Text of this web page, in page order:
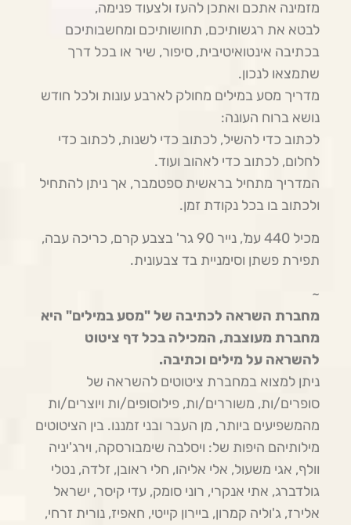
מזמינה אתכם ואתכן להעז ולצעוד פנימה,
לבטא את רגשותיכם, תחושותיכם ומחשבותיכם
בכתיבה אינטואיטיבית, סיפור, שיר או בכל דרך
שתמצאו לנכון.
מדריך מסע במילים מחולק לארבע עונות ולכל חודש
נושא ברוח העונה:
לכתוב כדי להשיל, לכתוב כדי לשנות, לכתוב כדי
לחלום, לכתוב כדי לאהוב ועוד.
המדריך מתחיל בראשית ספטמבר, אך ניתן להתחיל
ולכתוב בו בכל נקודת זמן.
מכיל 440 עמ', נייר 90 גר' בצבע קרם, כריכה עבה,
תפירת פשתן וסימניית בד צבעונית.
~
מחברת השראה לכתיבה של "מסע במילים" היא
מחברת מעוצבת, המכילה בכל דף ציטוט
להשראה על מילים וכתיבה.
ניתן למצוא במחברת ציטוטים להשראה של
סופרים/ות, משוררים/ות, פילוסופים/ות ויוצרים/ות
מהמשפיעים ביותר, מן העבר ובני זמננו. בין הציטוטים
מילותיהם היפות של: ויסלבה שימבורסקה, וירג'יניה
וולף, אגי משעול, אלי אליהו, חלי ראובן, זלדה, נטלי
גולדברג, אתי אנקרי, רוני סומק, עדי קיסר, ישראל
אלירז, ג'וליה קמרון, ביירון קייטי, חאפיז, נורית זרחי,